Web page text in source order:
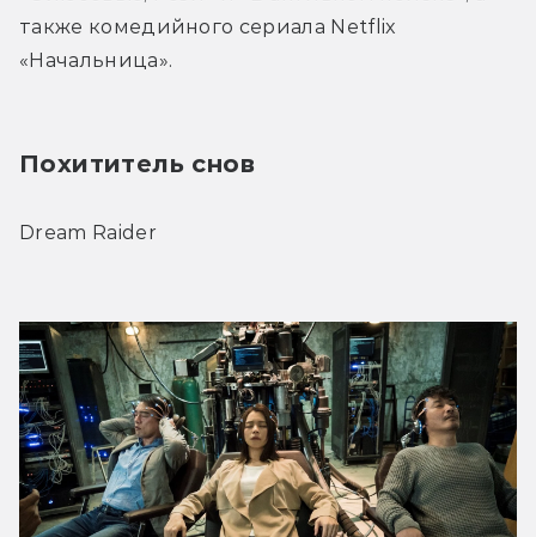
также комедийного сериала Netflix
«Начальница».
Похититель снов
Dream Raider